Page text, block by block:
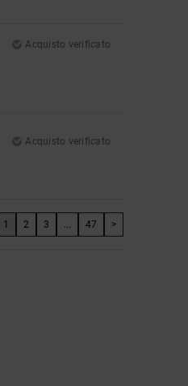
Acquisto verificato
Acquisto verificato
1 2 3 ... 47 >